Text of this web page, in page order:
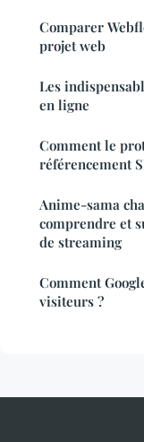
Comparer
projet web
Les
en ligne
Comment le
référencement
Anime-sama
comprendre et
de streaming
Comment
visiteurs ?